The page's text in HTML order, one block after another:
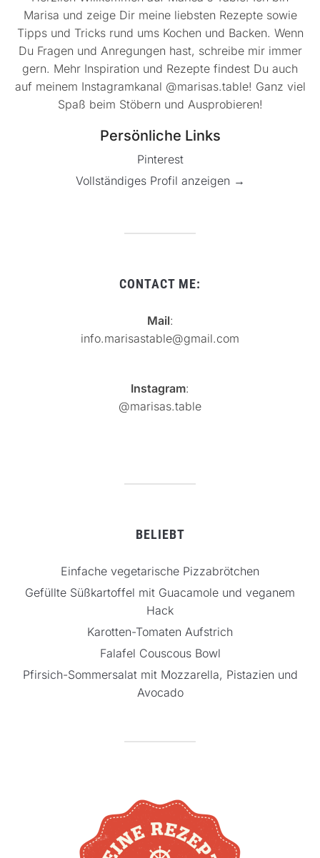
Marisa und zeige Dir meine liebsten Rezepte sowie
Tipps und Tricks rund ums Kochen und Backen. Wenn
Du Fragen und Anregungen hast, schreibe mir immer
gern. Mehr Inspiration und Rezepte findest Du auch
auf meinem Instagramkanal @marisas.table! Ganz viel
Spaß beim Stöbern und Ausprobieren!
Persönliche Links
Pinterest
Vollständiges Profil anzeigen →
CONTACT ME:
Mail:
info.marisastable@gmail.com
Instagram:
@marisas.table
BELIEBT
Einfache vegetarische Pizzabrötchen
Gefüllte Süßkartoffel mit Guacamole und veganem
Hack
Karotten-Tomaten Aufstrich
Falafel Couscous Bowl
Pfirsich-Sommersalat mit Mozzarella, Pistazien und
Avocado